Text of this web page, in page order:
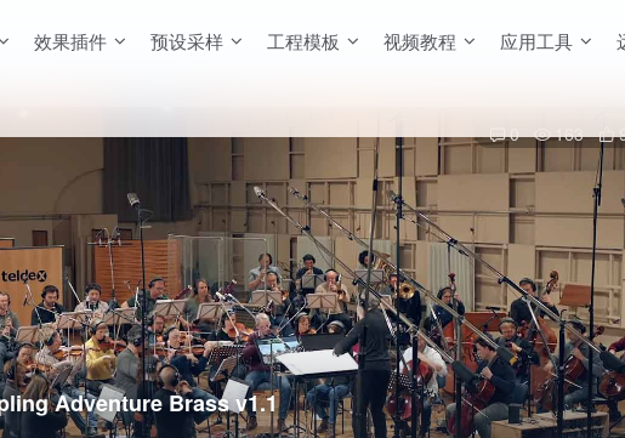
效果插件 预设采样 工程模板 视频教程 应用工具
Adventure Brass v1.1
0 163